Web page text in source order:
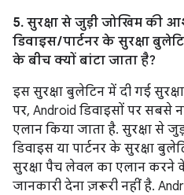
5. सुरक्षा से जुड़ी जोखिम
डिवाइस / पार्टनर के सुरक्षा
के बीच क्यों बांटा जाता है?
इस सुरक्षा बुलेटिन में दी गई
पर, Android डिवाइसों पर सबसे
एलान किया जाता है. सुरक्षा से
डिवाइस या पार्टनर के सुरक्षा
सुरक्षा पैच लेवल का एलान करने
जानकारी देना ज़रूरी नहीं है.